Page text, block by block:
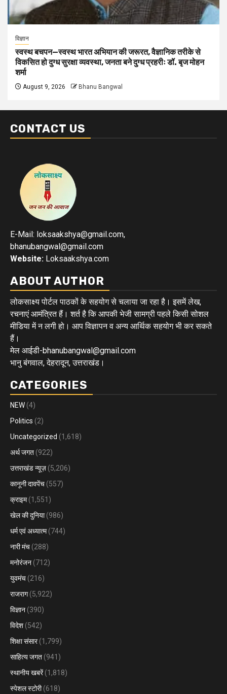
विज्ञान
स्वस्थ बचपन—स्वस्थ भारत अभियान की जरूरत, वैज्ञानिक तरीके से
विकसित हो दुग्ध सुरक्षा व्यवस्था, जनता बने दुग्ध प्रहरीः डॉ. बृज मोहन
शर्मा
August 9, 2026 Bhanu Bangwal
CONTACT US
E-Mail: loksaakshya@gmail.com,
bhanubangwal@gmail.com
Website: Loksaakshya.com
ABOUT AUTHOR
लोकसाक्ष्य पोर्टल पाठकों के सहयोग से चलाया जा रहा है। इसमें लेख,
रचनाएं आमंत्रित हैं। शर्त है कि आपकी भेजी सामग्री पहले किसी सोशल
मीडिया में न लगी हो। आप विज्ञापन व अन्य आर्थिक सहयोग भी कर सकते
हैं।
मेल आईडी-bhanubangwal@gmail.com
भानु बंगवाल, देहरादून, उत्तराखंड।
CATEGORIES
NEW (4)
Politics (2)
Uncategorized (1,618)
अर्थ जगत (922)
उत्तराखंड न्यूज़ (5,206)
कानूनी दावपेंच (557)
क्राइम(1,551)
खेल की दुनिया(986)
धर्म एवं अध्यात्म(744)
नारी मंच (288)
मनोरंजन (712)
युवमंच (216)
राजराग(5,922)
विज्ञान (390)
विदेश (542)
शिक्षा संसार(1,799)
साहित्य जगत (941)
स्थानीय खबरें(1,818)
स्पेशल स्टोरी(618)